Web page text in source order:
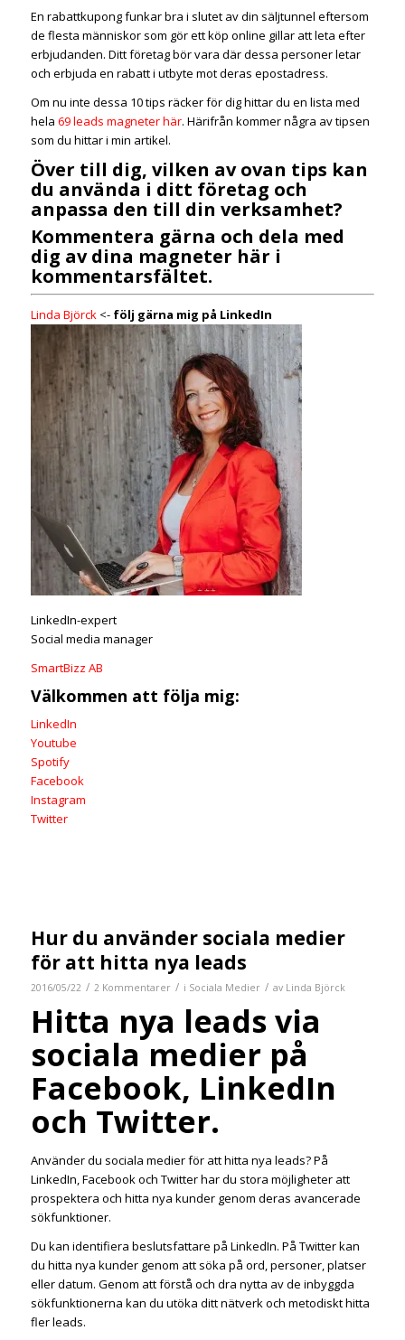
En rabattkupong funkar bra i slutet av din säljtunnel eftersom
de flesta människor som gör ett köp online gillar att leta efter
erbjudanden. Ditt företag bör vara där dessa personer letar
och erbjuda en rabatt i utbyte mot deras epostadress.
Om nu inte dessa 10 tips räcker för dig hittar du en lista med
hela 69 leads magneter här. Härifrån kommer några av tipsen
som du hittar i min artikel.
Över till dig, vilken av ovan tips kan
du använda i ditt företag och
anpassa den till din verksamhet?
Kommentera gärna och dela med
dig av dina magneter här i
kommentarsfältet.
Linda Björck<- följ gärna mig på LinkedIn
LinkedIn-expert
Social media manager
SmartBizz AB
Välkommen att följa mig:
LinkedIn
Youtube
Spotify
Facebook
Instagram
Twitter
Hur du använder sociala medier
för att hitta nya leads
2016/05/22 / 2 Kommentarer / i Sociala Medier / av Linda Björck
Hitta nya leads via
sociala medier på
Facebook, LinkedIn
och Twitter.
Använder du sociala medier för att hitta nya leads? På
LinkedIn, Facebook och Twitter har du stora möjligheter att
prospektera och hitta nya kunder genom deras avancerade
sökfunktioner.
Du kan identifiera beslutsfattare på LinkedIn. På Twitter kan
du hitta nya kunder genom att söka på ord, personer, platser
eller datum. Genom att förstå och dra nytta av de inbyggda
sökfunktionerna kan du utöka ditt nätverk och metodiskt hitta
fler leads.